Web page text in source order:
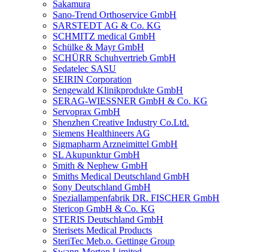
Sakamura
Sano-Trend Orthoservice GmbH
SARSTEDT AG & Co. KG
SCHMITZ medical GmbH
Schülke & Mayr GmbH
SCHÜRR Schuhvertrieb GmbH
Sedatelec SASU
SEIRIN Corporation
Sengewald Klinikprodukte GmbH
SERAG-WIESSNER GmbH & Co. KG
Servoprax GmbH
Shenzhen Creative Industry Co.Ltd.
Siemens Healthineers AG
Sigmapharm Arzneimittel GmbH
SL Akupunktur GmbH
Smith & Nephew GmbH
Smiths Medical Deutschland GmbH
Sony Deutschland GmbH
Speziallampenfabrik DR. FISCHER GmbH
Stericop GmbH & Co. KG
STERIS Deutschland GmbH
Sterisets Medical Products
SteriTec Meb.o. Gettinge Group